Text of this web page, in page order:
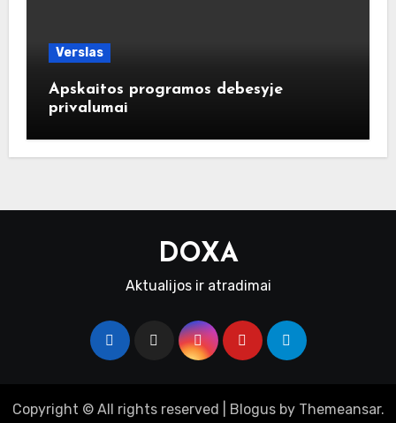
Verslas
Apskaitos programos debesyje
privalumai
DOXA
Aktualijos ir atradimai
Copyright © All rights reserved Blogusby Themeansar.